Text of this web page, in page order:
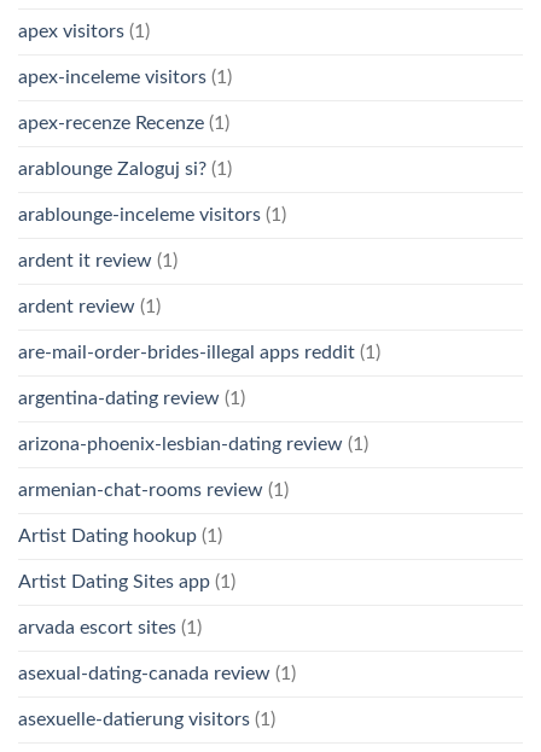
apex visitors (1)
apex-inceleme visitors (1)
apex-recenze Recenze (1)
arablounge Zaloguj si? (1)
arablounge-inceleme visitors (1)
ardent it review (1)
ardent review (1)
are-mail-order-brides-illegal apps reddit (1)
argentina-dating review (1)
arizona-phoenix-lesbian-dating review (1)
armenian-chat-rooms review (1)
Artist Dating hookup (1)
Artist Dating Sites app (1)
arvada escort sites (1)
asexual-dating-canada review (1)
asexuelle-datierung visitors (1)